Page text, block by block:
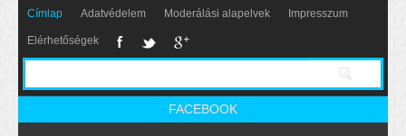
Címlap Adatvédelem Moderálási alapelvek Impresszum
Elérhetőségek
FACEBOOK